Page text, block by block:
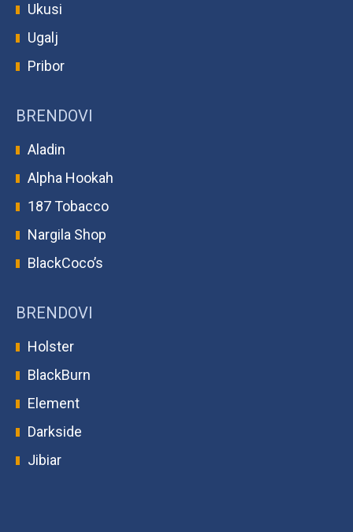
Ukusi
Ugalj
Pribor
BRENDOVI
Aladin
Alpha Hookah
187 Tobacco
Nargila Shop
BlackCoco’s
BRENDOVI
Holster
BlackBurn
Element
Darkside
Jibiar